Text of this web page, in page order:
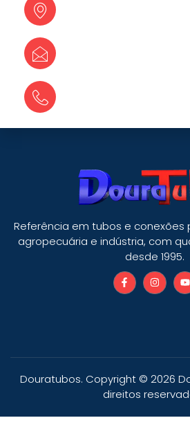
Referência em tubos e conexões
agropecuária e indústria, com
desde 1995.
Douratubos. Copyright © 2026
direitos